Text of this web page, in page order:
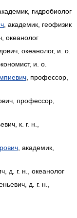
гидробиолог
, академик, геофизик
океанолог
океанолог, и. о.
и. о.
, профессор,
профессор,
к. г. н.,
, академик,
д. г. н., океанолог
д. г. н.,